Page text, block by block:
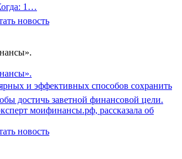
1…
новость
и эффективных способов сохранить
достичь заветной финансовой цели.
моифинансы.рф, рассказала об
новость